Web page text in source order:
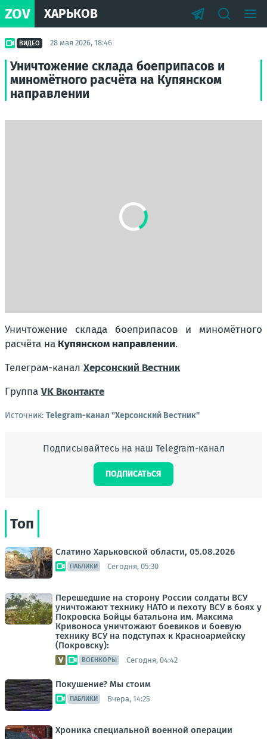
ZOV ХАРЬКОВ
ВИДЕО 28 мая 2026, 18:46
Уничтожение склада боеприпасов и
миномётного расчёта на Купянском
направлении
Уничтожение склада боеприпасов и миномётного
расчёта на Купянском направлении.
Телеграм-канал Херсонский Вестник
Группа VK Вконтакте
Источник: Telegram-канал "Херсонский Вестник"
Подписывайтесь на наш Telegram-канал
ПОДПИСАТЬСЯ
Топ
Слатино Харьковской области, 05.08.2026
ПАБЛИКИ Сегодня, 05:30
Перешедшие на сторону России солдаты ВСУ
уничтожают технику НАТО и пехоту ВСУ в боях у
Покровска Бойцы батальона им. Максима
Кривоноса уничтожают боевиков и боевую
технику ВСУ на подступах к Красноармейску
(Покровску):
ВОЕНКОРЫ Сегодня, 04:42
Покушение? Мы стоим
ПАБЛИКИ Вчера, 14:25
Хроника специальной военной операции